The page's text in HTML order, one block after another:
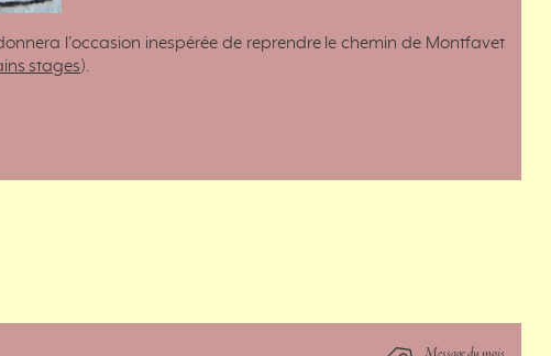
l’occasion inespérée de reprendre le chemin de Montfavet
stages).